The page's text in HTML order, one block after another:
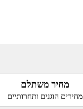
מחיר משתלם
מחירים הוגנים ותחרותיים